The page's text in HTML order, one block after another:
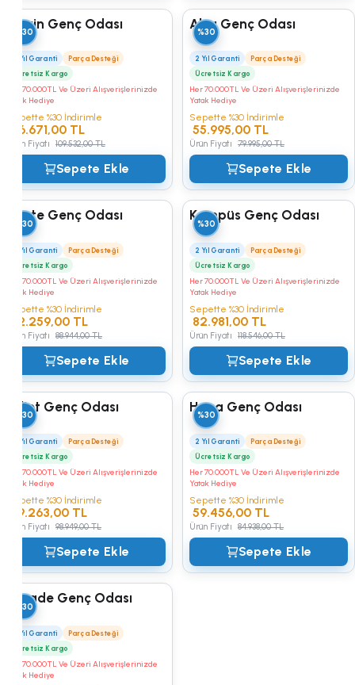
Kampüs
Marin Genç Odası
2 Yıl Garanti
Parça Desteği
Ücretsiz Kargo
Her 70.000TL Ve Üzeri Alışverişlerinizde
Yatak Hediye
%30
Sepette %30 İndirimle
76.671,00 TL
Ürün Fiyatı 109.532,00 TL
Sepete Ekle
Alya Genç Odası
2 Yıl Garanti
Parça Desteği
Ücretsiz Kargo
Her 70.000TL Ve Üzeri Alışverişlerinizde
Yatak Hediye
%30
Sepette %30 İndirimle
55.995,00 TL
Ürün Fiyatı 79.995,00 TL
Sepete Ekle
Skate Genç Odası
2 Yıl Garanti
Parça Desteği
Ücretsiz Kargo
Her 70.000TL Ve Üzeri Alışverişlerinizde
Yatak Hediye
%30
Sepette %30 İndirimle
62.259,00 TL
Ürün Fiyatı 88.944,00 TL
Sepete Ekle
Kampüs Genç Odası
2 Yıl Garanti
Parça Desteği
Ücretsiz Kargo
Her 70.000TL Ve Üzeri Alışverişlerinizde
Yatak Hediye
%30
Sepette %30 İndirimle
82.981,00 TL
Ürün Fiyatı 118.546,00 TL
Sepete Ekle
Juliet Genç Odası
2 Yıl Garanti
Parça Desteği
Ücretsiz Kargo
Her 70.000TL Ve Üzeri Alışverişlerinizde
Yatak Hediye
%30
Sepette %30 İndirimle
69.263,00 TL
Ürün Fiyatı 98.949,00 TL
Sepete Ekle
Huga Genç Odası
2 Yıl Garanti
Parça Desteği
Ücretsiz Kargo
Her 70.000TL Ve Üzeri Alışverişlerinizde
Yatak Hediye
%30
Sepette %30 İndirimle
59.456,00 TL
Ürün Fiyatı 84.938,00 TL
Sepete Ekle
Arcade Genç Odası
2 Yıl Garanti
Parça Desteği
Ücretsiz Kargo
Her 70.000TL Ve Üzeri Alışverişlerinizde
Yatak Hediye
%30